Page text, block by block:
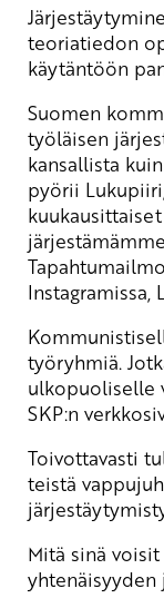
teoriatiedon
käytäntöön
Suomen
työläisen
kansallista
pyörii
työryhmiä.
ulkopuoliselle
SKP:n
Toivottavasti
teistä
Mitä sinä
yhtenäisyyden